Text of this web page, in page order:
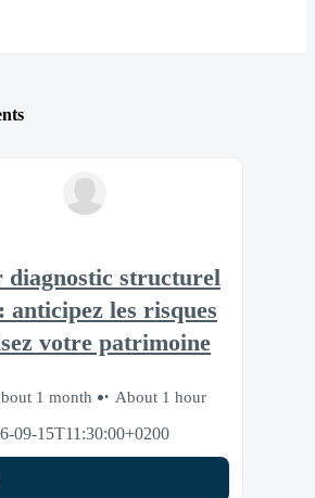
diagnostic structurel
anticipez les risques
votre patrimoine
1 month
About 1 hour
09-15T11:30:00+0200